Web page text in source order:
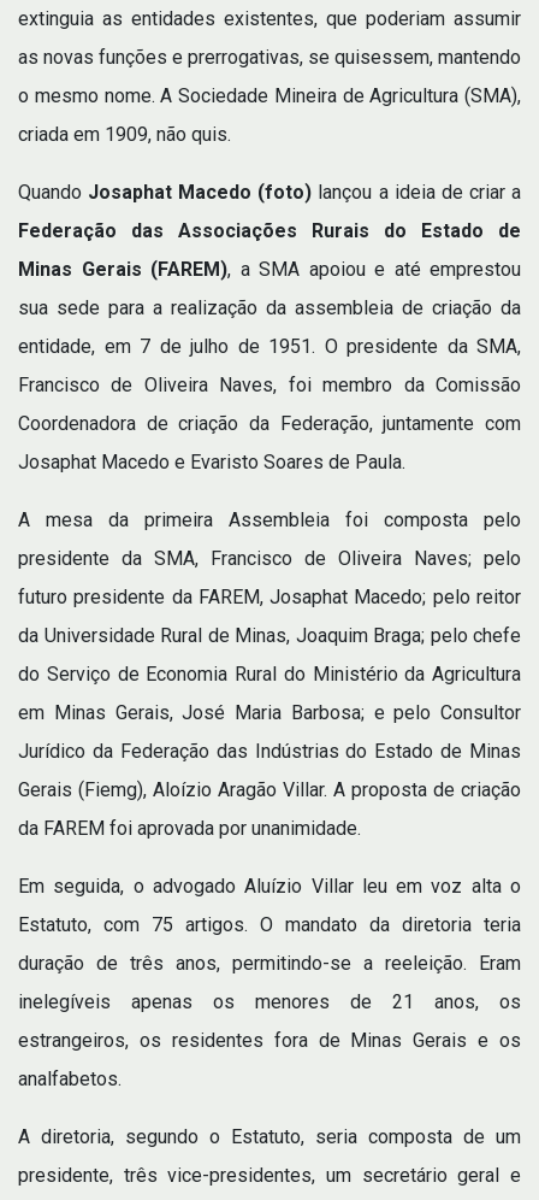
extinguia as entidades existentes, que poderiam assumir
as novas funções e prerrogativas, se quisessem, mantendo
o mesmo nome. A Sociedade Mineira de Agricultura (SMA),
criada em 1909, não quis.
Quando Josaphat Macedo (foto) lançou a ideia de criar a
Federação das Associações Rurais do Estado de
Minas Gerais (FAREM), a SMA apoiou e até emprestou
sua sede para a realização da assembleia de criação da
entidade, em 7 de julho de 1951. O presidente da SMA,
Francisco de Oliveira Naves, foi membro da Comissão
Coordenadora de criação da Federação, juntamente com
Josaphat Macedo e Evaristo Soares de Paula.
A mesa da primeira Assembleia foi composta pelo
presidente da SMA, Francisco de Oliveira Naves; pelo
futuro presidente da FAREM, Josaphat Macedo; pelo reitor
da Universidade Rural de Minas, Joaquim Braga; pelo chefe
do Serviço de Economia Rural do Ministério da Agricultura
em Minas Gerais, José Maria Barbosa; e pelo Consultor
Jurídico da Federação das Indústrias do Estado de Minas
Gerais (Fiemg), Aloízio Aragão Villar. A proposta de criação
da FAREM foi aprovada por unanimidade.
Em seguida, o advogado Aluízio Villar leu em voz alta o
Estatuto, com 75 artigos. O mandato da diretoria teria
duração de três anos, permitindo-se a reeleição. Eram
inelegíveis apenas os menores de 21 anos, os
estrangeiros, os residentes fora de Minas Gerais e os
analfabetos.
A diretoria, segundo o Estatuto, seria composta de um
presidente, três vice-presidentes, um secretário geral e